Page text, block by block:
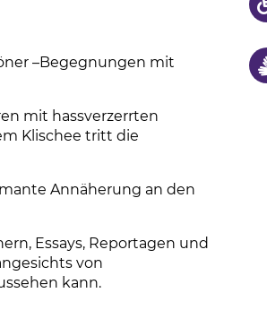
–Begegnungen mit
mit hassverzerrten
Klischee tritt die
Annäherung an den
Essays, Reportagen und
von
kann.